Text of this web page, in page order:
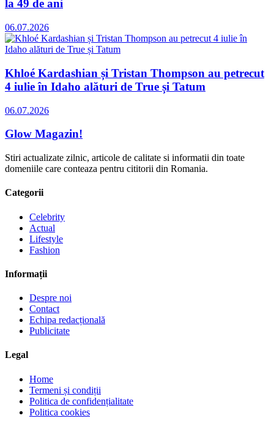
la 49 de ani
06.07.2026
Khloé Kardashian și Tristan Thompson au petrecut
4 iulie în Idaho alături de True și Tatum
06.07.2026
Glow Magazin!
Stiri actualizate zilnic, articole de calitate si informatii din toate
domeniile care conteaza pentru cititorii din Romania.
Categorii
Celebrity
Actual
Lifestyle
Fashion
Informații
Despre noi
Contact
Echipa redacțională
Publicitate
Legal
Home
Termeni și condiții
Politica de confidențialitate
Politica cookies